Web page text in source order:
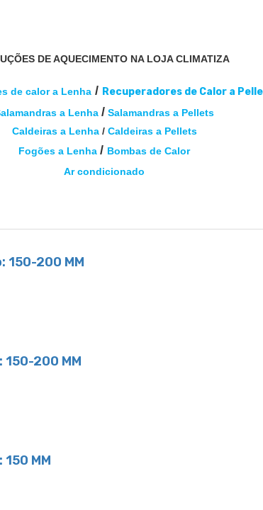
DE AQUECIMENTO NA LOJA CLIMATIZA
de calor a Lenha / Recuperadores de Calor a
a Lenha / Salamandras a Pellets
Caldeiras a Lenha / Caldeiras a Pellets
Fogões a Lenha / Bombas de Calor
Ar condicionado
150-200 MM
200 MM
MM